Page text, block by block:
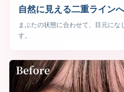
自然に見える二重ラインへ
まぶたの状態に合わせて、目元にな
す。